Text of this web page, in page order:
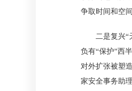
争取时间和空间
二是复兴
负有“保护”西
对外扩张被塑
家安全事务助